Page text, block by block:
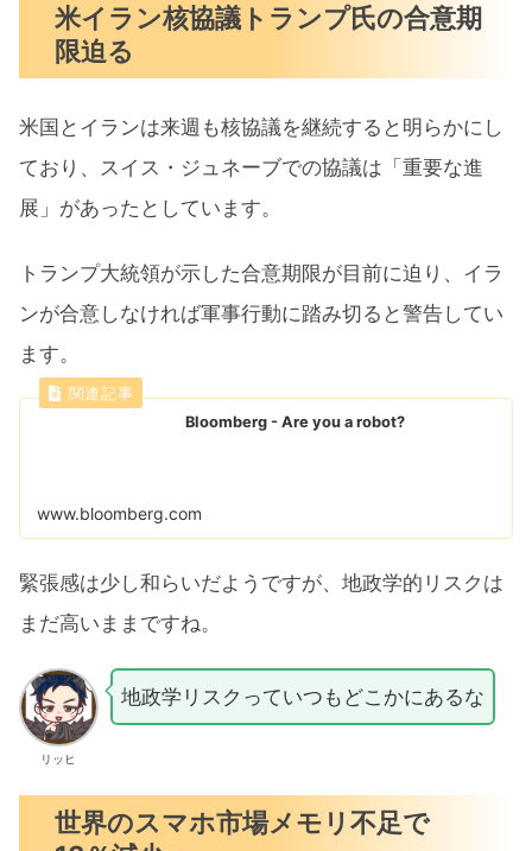
米イラン核協議トランプ氏の合意期
限迫る
米国とイランは来週も核協議を継続すると明らかにし
ており、スイス・ジュネーブでの協議は「重要な進
展」があったとしています。
トランプ大統領が示した合意期限が目前に迫り、イラ
ンが合意しなければ軍事行動に踏み切ると警告してい
ます。
Bloomberg - Are you a robot?
www.bloomberg.com
緊張感は少し和らいだようですが、地政学的リスクは
まだ高いままですね。
リッヒ
地政学リスクっていつもどこかにあるな
世界のスマホ市場メモリ不足で